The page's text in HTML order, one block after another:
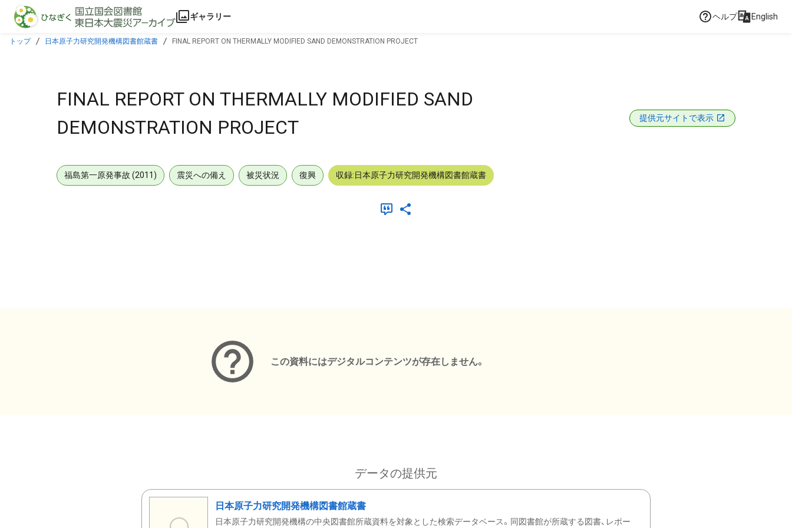
本文に飛ぶ
ギャラリー ヘルプ English
トップ 日本原子力研究開発機構図書館蔵書 FINAL REPORT ON THERMALLY MODIFIED SAND DEMONSTRATION PROJECT
FINAL REPORT ON THERMALLY MODIFIED SAND
DEMONSTRATION PROJECT
提供元サイトで表示
福島第一原発事故 (2011) 震災への備え 被災状況 復興 収録:日本原子力研究開発機構図書館蔵書
この資料にはデジタルコンテンツが存在しません。
データの提供元
日本原子力研究開発機構図書館蔵書
日本原子力研究開発機構の中央図書館所蔵資料を対象とした検索データベース。同図書館が所蔵する図書、レポー